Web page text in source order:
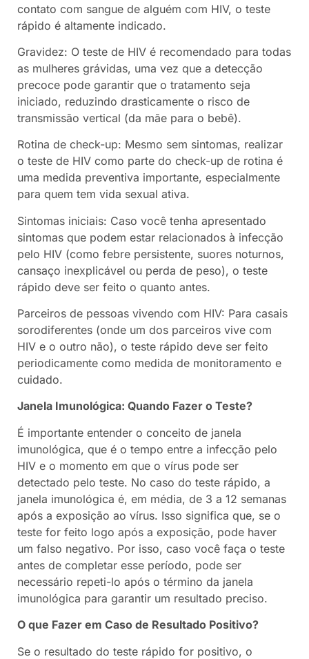
contato com sangue de alguém com HIV, o teste
rápido é altamente indicado.
Gravidez: O teste de HIV é recomendado para todas
as mulheres grávidas, uma vez que a detecção
precoce pode garantir que o tratamento seja
iniciado, reduzindo drasticamente o risco de
transmissão vertical (da mãe para o bebê).
Rotina de check-up: Mesmo sem sintomas, realizar
o teste de HIV como parte do check-up de rotina é
uma medida preventiva importante, especialmente
para quem tem vida sexual ativa.
Sintomas iniciais: Caso você tenha apresentado
sintomas que podem estar relacionados à infecção
pelo HIV (como febre persistente, suores noturnos,
cansaço inexplicável ou perda de peso), o teste
rápido deve ser feito o quanto antes.
Parceiros de pessoas vivendo com HIV: Para casais
sorodiferentes (onde um dos parceiros vive com
HIV e o outro não), o teste rápido deve ser feito
periodicamente como medida de monitoramento e
cuidado.
Janela Imunológica: Quando Fazer o Teste?
É importante entender o conceito de janela
imunológica, que é o tempo entre a infecção pelo
HIV e o momento em que o vírus pode ser
detectado pelo teste. No caso do teste rápido, a
janela imunológica é, em média, de 3 a 12 semanas
após a exposição ao vírus. Isso significa que, se o
teste for feito logo após a exposição, pode haver
um falso negativo. Por isso, caso você faça o teste
antes de completar esse período, pode ser
necessário repeti-lo após o término da janela
imunológica para garantir um resultado preciso.
O que Fazer em Caso de Resultado Positivo?
Se o resultado do teste rápido for positivo, o